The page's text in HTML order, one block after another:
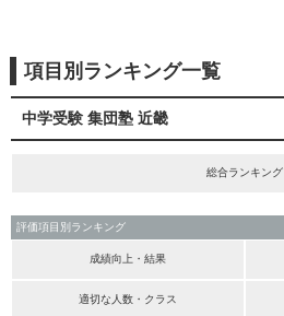
項目別ランキング一覧
中学受験 集団塾 近畿
総合ランキング
評価項目別ランキング
成績向上・結果
適切な人数・クラス